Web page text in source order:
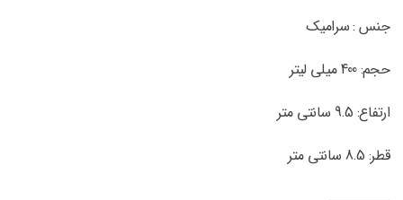
جنس : سرامیک
حجم: 400 میلی لیتر
ارتفاع: 9.5 سانتی متر
قطر: 8.5 سانتی متر